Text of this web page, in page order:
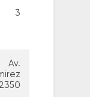
3
Av.
2350